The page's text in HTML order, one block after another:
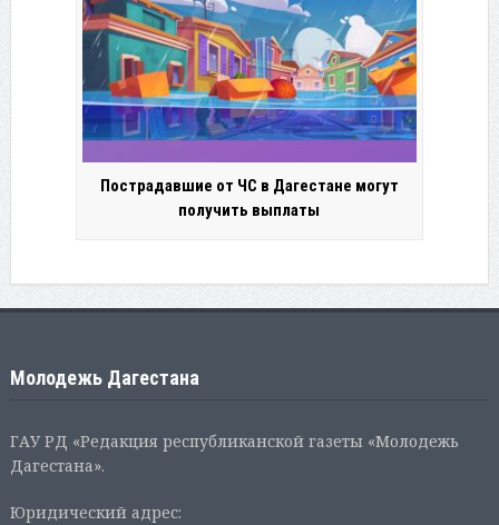
Пострадавшие от ЧС в Дагестане могут
получить выплаты
Молодежь Дагестана
ГАУ РД «Редакция республиканской газеты «Молодежь
Дагестана».
Юридический адрес: